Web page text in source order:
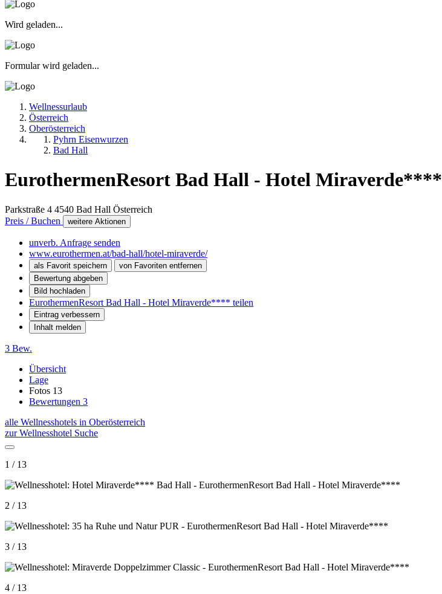
Wird geladen...
Formular wird geladen...
Wellnessurlaub
Österreich
Oberösterreich
Pyhrn Eisenwurzen
Bad Hall
EurothermenResort Bad Hall - Hotel Miraverde****
Parkstraße 4 4540 Bad Hall Österreich
Preis / Buchen
weitere Aktionen
unverb. Anfrage senden
www.eurothermen.at/bad-hall/hotel-miraverde/
als Favorit speichern
von Favoriten entfernen
Bewertung abgeben
Bild hochladen
EurothermenResort Bad Hall - Hotel Miraverde**** teilen
Eintrag verbessern
Inhalt melden
3 Bew.
Übersicht
Lage
Fotos 13
Bewertungen 3
alle Wellnesshotels in Oberösterreich
zur Wellnesshotel Suche
1 / 13
2 / 13
3 / 13
4 / 13